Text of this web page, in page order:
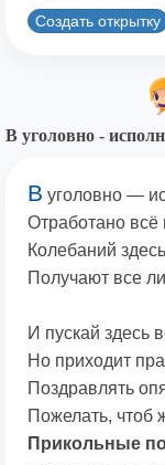
Создать открытку
В уголовно -
В уголовно —
Отработано всё
Колебаний
Получают все
И пускай здесь
Но приходит
Поздравлять
Пожелать, чтоб
Прикольные